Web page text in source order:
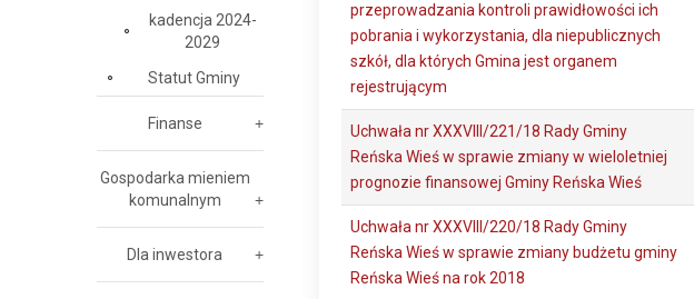
przeprowadzania kontroli prawidłowości ich
pobrania i wykorzystania, dla niepublicznych
szkół, dla których Gmina jest organem
rejestrującym
Uchwała nr XXXVIII/221/18 Rady Gminy
Reńska Wieś w sprawie zmiany w wieloletniej
prognozie finansowej Gminy Reńska Wieś
Uchwała nr XXXVIII/220/18 Rady Gminy
Reńska Wieś w sprawie zmiany budżetu gminy
Reńska Wieś na rok 2018
kadencja 2024-
2029
Statut Gminy
Finanse
Gospodarka mieniem
komunalnym
Dla inwestora